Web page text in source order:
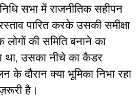
सभा में राजनीतिक सहीपन
पारित करके उसकी समीक्षा
की समिति बनाने का
था, उसका नीचे का कैडर
के दौरान क्या भूमिका निभा रहा
है।